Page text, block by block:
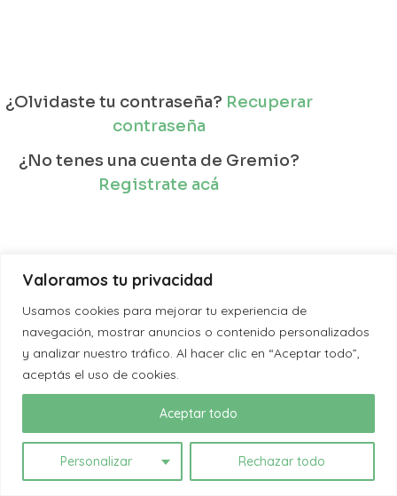
Valoramos tu privacidad
Usamos cookies para mejorar tu experiencia de
navegación, mostrar anuncios o contenido personalizados
y analizar nuestro tráfico. Al hacer clic en “Aceptar todo”,
aceptás el uso de cookies.
Personalizar Rechazar todo
Aceptar todo
¿Olvidaste tu contraseña? Recuperar
contraseña
¿No tenes una cuenta de Gremio?
Registrate acá